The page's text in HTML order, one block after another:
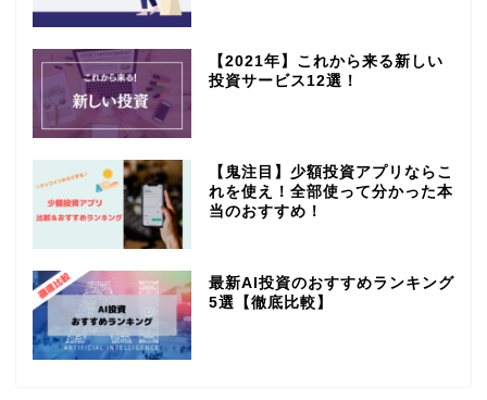
【2021年】これから来る新しい
投資サービス12選！
【鬼注目】少額投資アプリならこ
れを使え！全部使って分かった本
当のおすすめ！
最新AI投資のおすすめランキング
5選【徹底比較】